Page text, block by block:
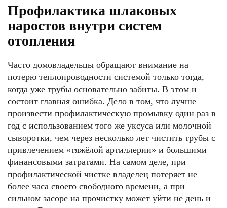
Профилактика шлаковых
наростов внутри систем
отопления
Часто домовладельцы обращают внимание на
потерю теплопроводности системой только тогда,
когда уже трубы основательно забиты. В этом и
состоит главная ошибка. Дело в том, что лучше
произвести профилактическую промывку один раз в
год с использованием того же уксуса или молочной
сыворотки, чем через несколько лет чистить трубы с
привлечением «тяжёлой артиллерии» и большими
финансовыми затратами. На самом деле, при
профилактической чистке владелец потеряет не
более часа своего свободного времени, а при
сильном засоре на прочистку может уйти не день и